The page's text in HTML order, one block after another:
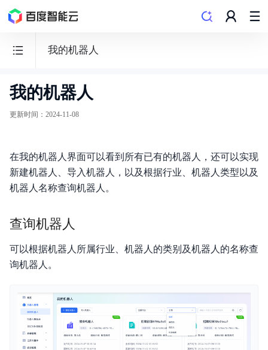
我的机器人
客
悦
能
外
呼
台
AIOB
产品描述
产品定价
我的机器人
更新时间 ： 2024-11-08
在我的机器人界面可以看到所有已有的机器人，还可以实现
新建机器人、导入机器人，以及根据行业、机器人类型以及
机器人名称查询机器人。
查询机器人
可以根据机器人所属行业、机器人的类别及机器人的名称查
询机器人。